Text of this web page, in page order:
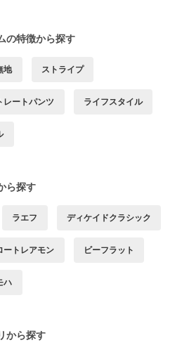
の特徴から探す
地 ストライプ
レートパンツ ライフスタイル
ら探す
ラエフ ディケイドクラシック
ートレアモン ビーフラット
ハ
から探す